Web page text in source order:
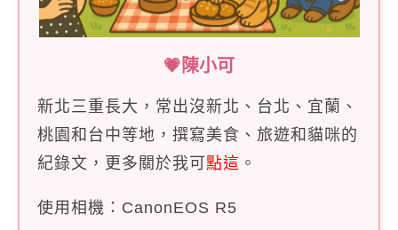
💗陳小可
新北三重長大，常出沒新北、台北、宜蘭、
桃園和台中等地，撰寫美食、旅遊和貓咪的
紀錄文，更多關於我可點這 。
使用相機：CanonEOS R5